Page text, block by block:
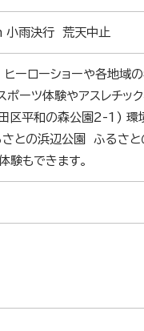
小雨決行 荒天中止
ローショーや各地域の
ツ体験やアスレチック
区平和の森公園2-1) 環
さとの浜辺公園 ふる
験もできます。